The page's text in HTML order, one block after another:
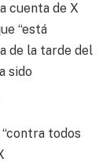
cuenta de X
“está
de la tarde del
sido
todos